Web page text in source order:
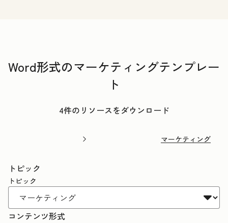
Word形式のマーケティングテンプレー
ト
4件のリソースをダウンロード
マーケティング
トピック
トピック
コンテンツ形式